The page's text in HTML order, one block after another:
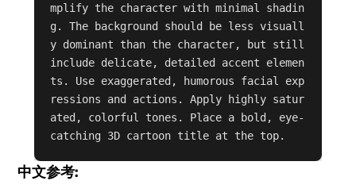
mplify the character with minimal shadin
g. The background should be less visuall
y dominant than the character, but still
include delicate, detailed accent elemen
ts. Use exaggerated, humorous facial exp
ressions and actions. Apply highly satur
ated, colorful tones. Place a bold, eye-
catching 3D cartoon title at the top.
中文参考: